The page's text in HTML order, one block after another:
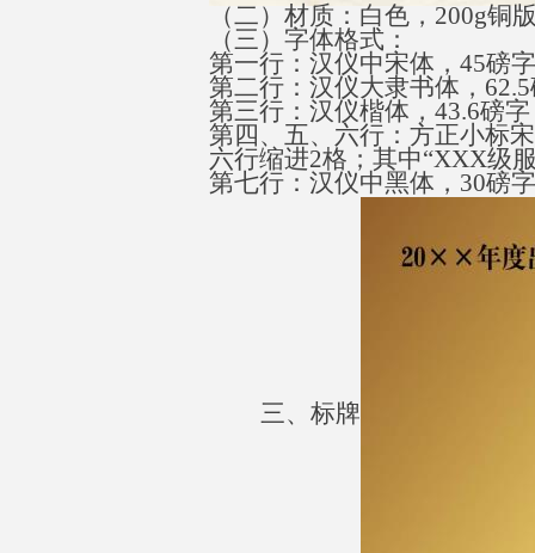
（二）材质：白色 ， 200g铜
（三）字体格式 ：
第一行：汉仪中宋体 ， 45磅
第二行：汉仪大隶书体 ， 62.5
第三行：汉仪楷体 ， 43.6磅
第四、五、六行：方正小标
六行缩进2格；其中“XXX级
第七行：汉仪中黑体 ， 30磅
三、标牌